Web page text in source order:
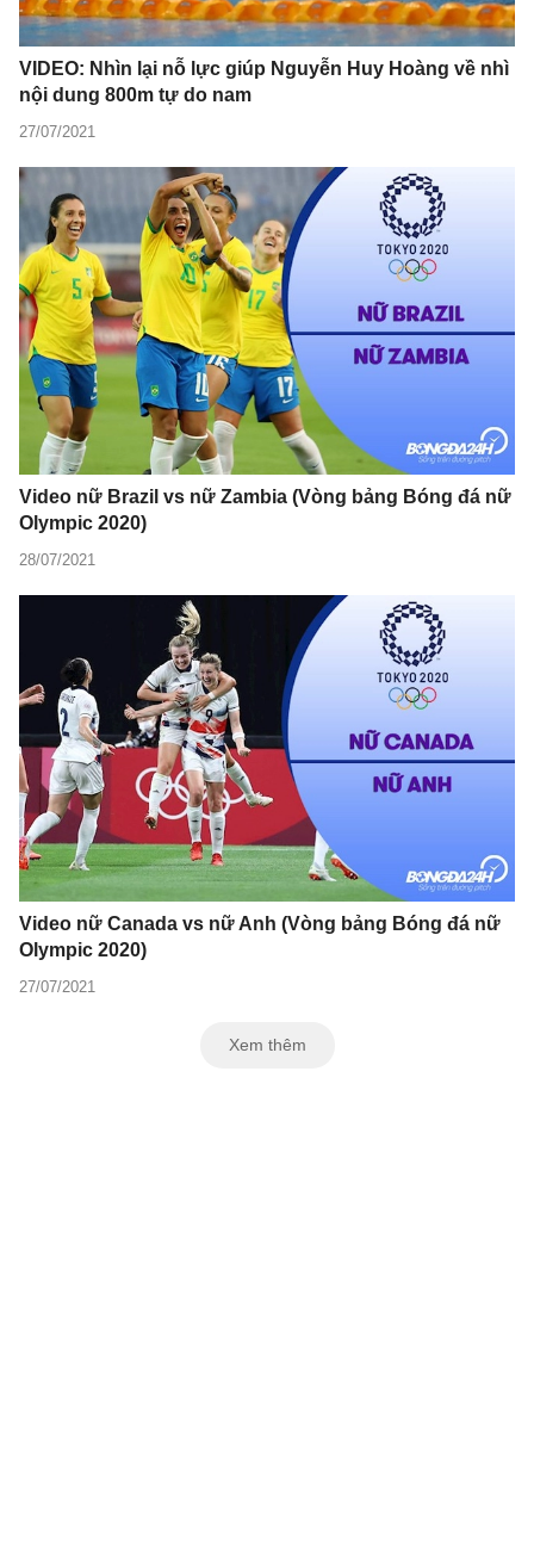
VIDEO: Nhìn lại nỗ lực giúp Nguyễn Huy Hoàng về nhì
nội dung 800m tự do nam
27/07/2021
Video nữ Brazil vs nữ Zambia (Vòng bảng Bóng đá nữ
Olympic 2020)
28/07/2021
Video nữ Canada vs nữ Anh (Vòng bảng Bóng đá nữ
Olympic 2020)
27/07/2021
Xem thêm